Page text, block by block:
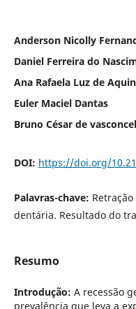
Anderson Nicolly
Daniel Ferreira do
Ana Rafaela Luz de
Euler Maciel Dantas
Bruno César de
DOI: https://doi.org/
Palavras-chave:
dentária. Resultado do
Resumo
Introdução: A recessão
prevalência que leva a